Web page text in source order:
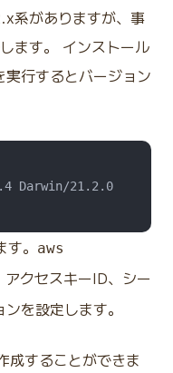
系がありますが、事
ます。 インストール
行するとバージョン
Darwin/21.2.0
。 aws
クセスキーID、シー
を設定します。
成することができま